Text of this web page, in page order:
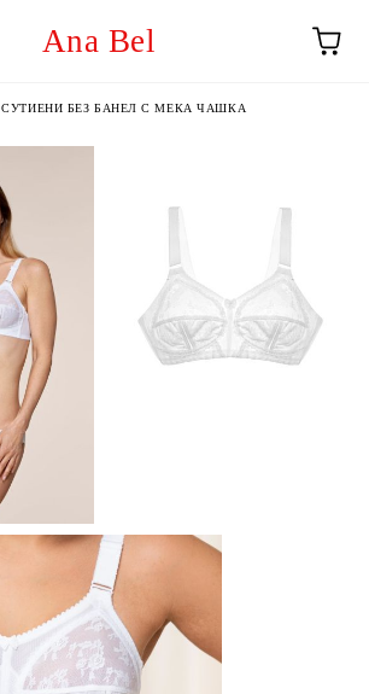
Ana Bel
СУТИЕНИ БЕЗ БАНЕЛ С МЕКА ЧАШКА